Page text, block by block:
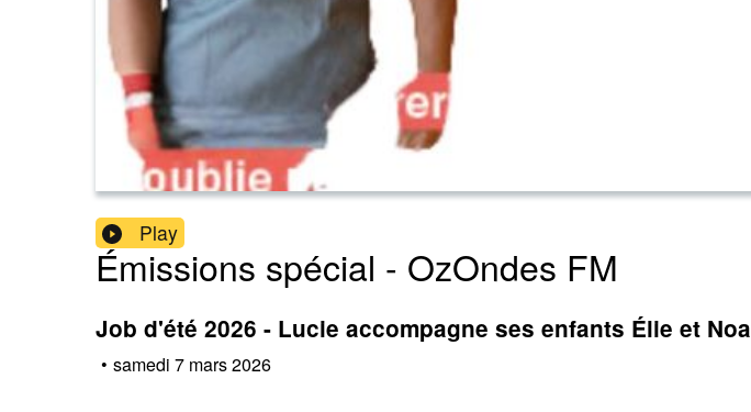
Play
Émissions spécial - OzOndes FM
Job d'été 2026 - Lucie accompagne ses enfants Élie et Noa
• samedi 7 mars 2026